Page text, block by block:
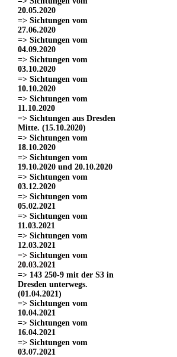
20.05.2020
=> Sichtungen vom
27.06.2020
=> Sichtungen vom
04.09.2020
=> Sichtungen vom
03.10.2020
=> Sichtungen vom
10.10.2020
=> Sichtungen vom
11.10.2020
=> Sichtungen aus Dresden
Mitte. (15.10.2020)
=> Sichtungen vom
18.10.2020
=> Sichtungen vom
19.10.2020 und 20.10.2020
=> Sichtungen vom
03.12.2020
=> Sichtungen vom
05.02.2021
=> Sichtungen vom
11.03.2021
=> Sichtungen vom
12.03.2021
=> Sichtungen vom
20.03.2021
=> 143 250-9 mit der S3 in
Dresden unterwegs.
(01.04.2021)
=> Sichtungen vom
10.04.2021
=> Sichtungen vom
16.04.2021
=> Sichtungen vom
03.07.2021